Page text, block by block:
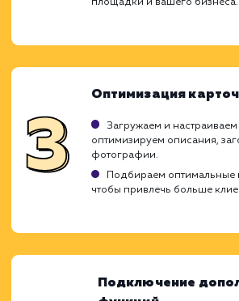
Ход
Настройка Яндекс
детализированный
глубокого понимания
ваших товаров через эту